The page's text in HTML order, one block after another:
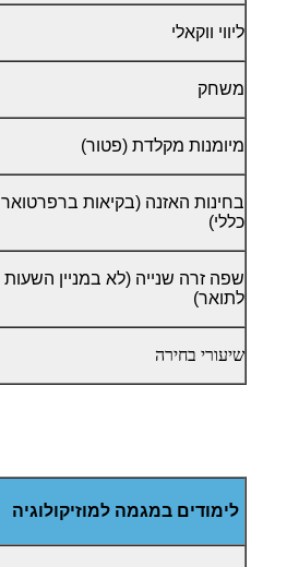
ליווי ווקאלי
משחק
מיומנות מקלדת (פטור)
בחינות האזנה (בקיאות ברפרטואר
כללי)
שפה זרה שנייה (לא במניין השעות
לתואר)
שיעורי בחירה
לימודים במגמה למוזיקולוגיה